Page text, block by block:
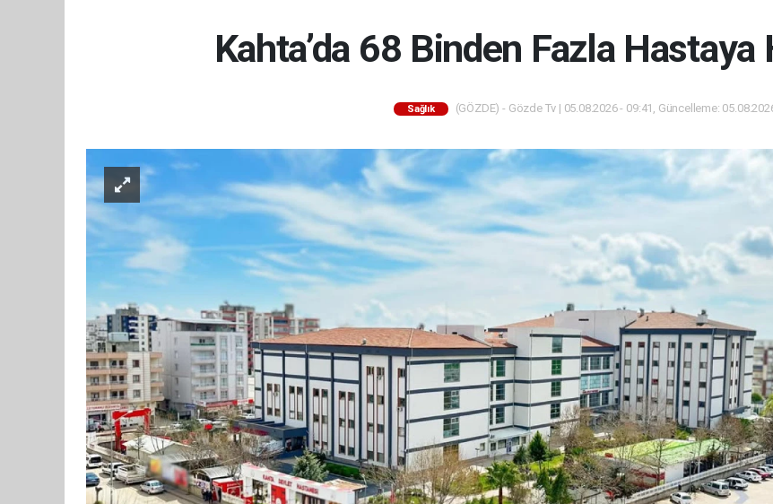
Kahta’da 68 Binden Fazla
Sağlık (GÖZDE) - Gözde Tv | 05.08.2026 - 09:41, Güncelleme: